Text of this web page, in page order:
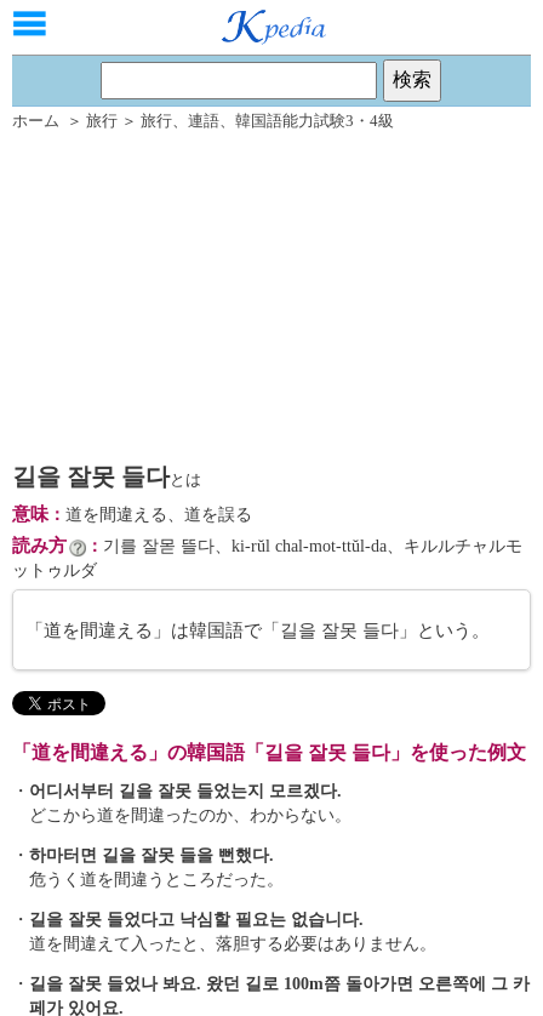
ホーム ＞ 旅行 ＞ 旅行、 連語、 韓国語能力試験3・4級
길을 잘못 들다とは
意味： 道を間違える、道を誤る
読み方 ： 기를 잘몯 뜰다、ki-rŭl chal-mot-ttŭl-da、キルルチャルモ
ットゥルダ
「道を間違える」は韓国語で「길을 잘못 들다」という。
「道を間違える」の韓国語「길을 잘못 들다」を使った例文
・ 어디서부터 길을 잘못 들었는지 모르겠다.
どこから道を間違ったのか、わからない。
・ 하마터면 길을 잘못 들을 뻔했다.
危うく道を間違うところだった。
・ 길을 잘못 들었다고 낙심할 필요는 없습니다.
道を間違えて入ったと、落胆する必要はありません。
・ 길을 잘못 들었나 봐요. 왔던 길로 100m쯤 돌아가면 오른쪽에 그 카
페가 있어요.